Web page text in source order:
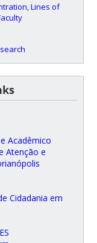
Lines of
Acadêmico
Atenção e
Cidadania em